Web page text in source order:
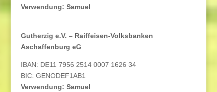
Verwendung: Samuel
Gutherzig e.V. – Raiffeisen-Volksbanken
Aschaffenburg eG
IBAN: DE11 7956 2514 0007 1626 34
BIC: GENODEF1AB1
Verwendung: Samuel